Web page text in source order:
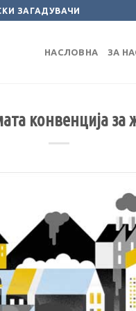
ЗАГАДУВАЧИ
НАСЛОВНА ЗА
конвенција за